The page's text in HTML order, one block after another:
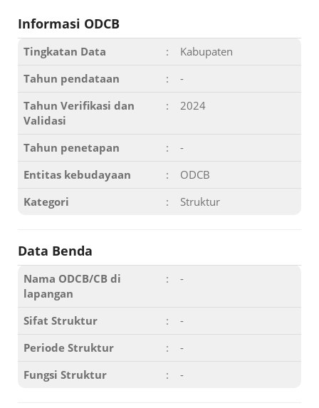
Informasi ODCB
Tingkatan Data :
Kabupaten
Tahun pendataan
:
-
Tahun Verifikasi dan
Validasi
: 2024
Tahun penetapan :
-
Entitas kebudayaan
:
ODCB
Kategori
: Struktur
Data Benda
Nama ODCB/CB di
lapangan
: -
Sifat Struktur :
-
Periode Struktur
:
-
Fungsi Struktur
: -